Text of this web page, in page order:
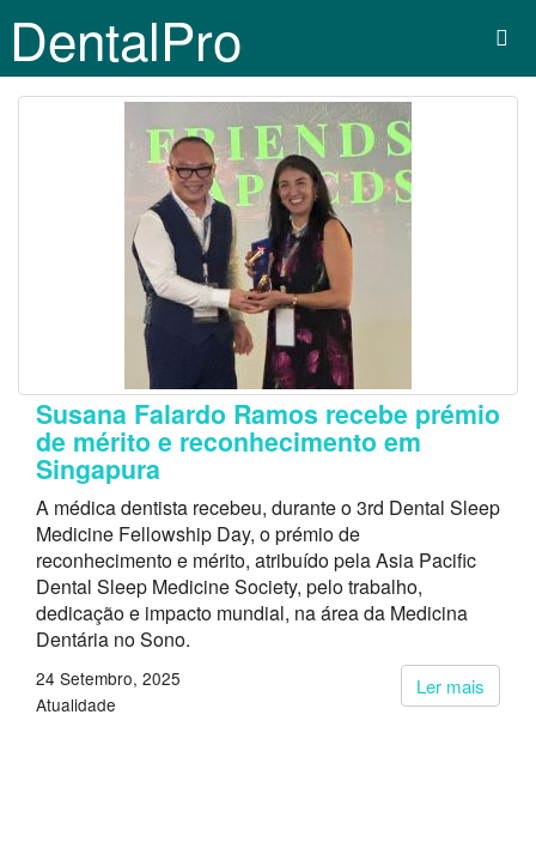
DentalPro
Susana Falardo Ramos recebe prémio
de mérito e reconhecimento em
Singapura
A médica dentista recebeu, durante o 3rd Dental Sleep
Medicine Fellowship Day, o prémio de
reconhecimento e mérito, atribuído pela Asia Pacific
Dental Sleep Medicine Society, pelo trabalho,
dedicação e impacto mundial, na área da Medicina
Dentária no Sono.
Ler mais
24 Setembro, 2025
Atualidade